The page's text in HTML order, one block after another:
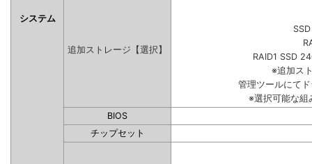
システム
追加ストレージ【選択】
RAID1 SSD
※追加ス
管理ツールにて
※選択可能な組
BIOS
チップセット